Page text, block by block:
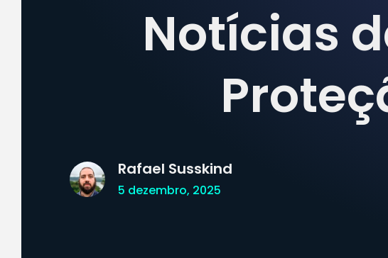
Notícias
Rafael Susskind
5 dezembro, 2025